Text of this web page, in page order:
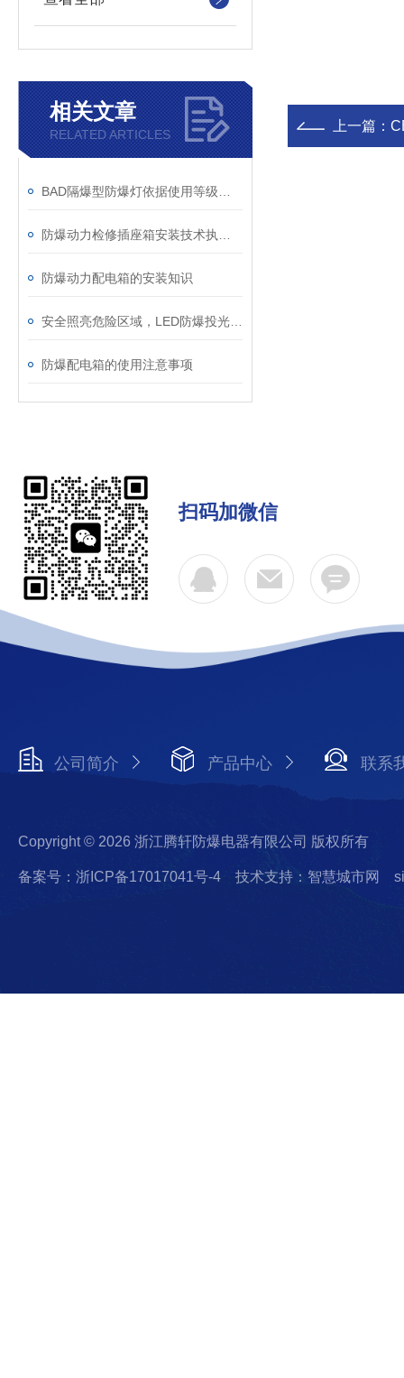
相关文章
RELATED ARTICLES
防爆动力配电箱的安装知识
防爆配电箱的使用注意事项
上一篇：
扫码加微信
公司简介 产品中心 联系
Copyright © 2026 浙江腾轩防爆电器有限公司 版权所有
备案号：浙ICP备17017041号-4 技术支持：智慧城市网